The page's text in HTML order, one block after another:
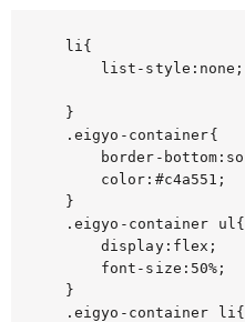
li{
}
.eigyo-container{
}
.eigyo-container ul{
}
.eigyo-container li{